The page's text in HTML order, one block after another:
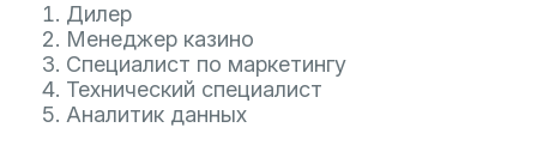
Дилер
Менеджер казино
Специалист по маркетингу
Технический специалист
Аналитик данных